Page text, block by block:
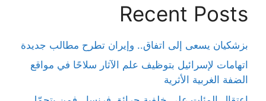
Recent Posts
بزشكيان يسعى إلى اتفاق.. وإيران تطرح مطالب جديدة
اتهامات لإسرائيل بتوظيف علم الآثار سلاحًا في مواقع
الضفة الغربية الأثرية